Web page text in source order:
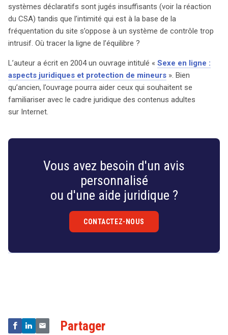
systèmes déclaratifs sont jugés insuffisants (voir la réaction
du CSA) tandis que l’intimité qui est à la base de la
fréquentation du site s’oppose à un système de contrôle trop
intrusif. Où tracer la ligne de l’équilibre ?
L’auteur a écrit en 2004 un ouvrage intitulé « Sexe en ligne :
aspects juridiques et protection de mineurs ». Bien
qu’ancien, l’ouvrage pourra aider ceux qui souhaitent se
familiariser avec le cadre juridique des contenus adultes
sur Internet.
Vous avez besoin d'un avis
personnalisé
ou d'une aide juridique ?
CONTACTEZ-NOUS
Partager